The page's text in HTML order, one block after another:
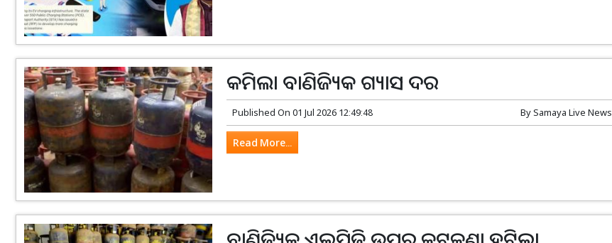
କମିଲା ବାଣିଜ୍ୟିକ ଗ୍ୟାସ ଦର
Published On 01 Jul 2026 12:49:48 BySamaya Live News
Read More...